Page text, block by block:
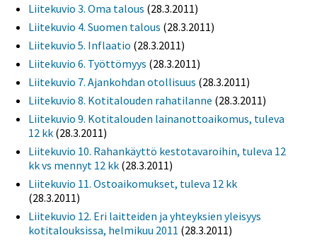
Liitekuvio 3. Oma talous (28.3.2011)
Liitekuvio 4. Suomen talous (28.3.2011)
Liitekuvio 5. Inflaatio (28.3.2011)
Liitekuvio 6. Työttömyys (28.3.2011)
Liitekuvio 7. Ajankohdan otollisuus (28.3.2011)
Liitekuvio 8. Kotitalouden rahatilanne (28.3.2011)
Liitekuvio 9. Kotitalouden lainanottoaikomus, tuleva
12 kk (28.3.2011)
Liitekuvio 10. Rahankäyttö kestotavaroihin, tuleva 12
kk vs mennyt 12 kk (28.3.2011)
Liitekuvio 11. Ostoaikomukset, tuleva 12 kk
(28.3.2011)
Liitekuvio 12. Eri laitteiden ja yhteyksien yleisyys
kotitalouksissa, helmikuu 2011 (28.3.2011)